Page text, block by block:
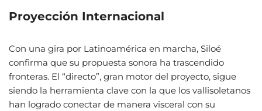
Proyección Internacional
Con una gira por Latinoamérica en marcha, Siloé
confirma que su propuesta sonora ha trascendido
fronteras. El “directo”, gran motor del proyecto, sigue
siendo la herramienta clave con la que los vallisoletanos
han logrado conectar de manera visceral con su